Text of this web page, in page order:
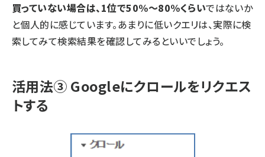
買っていない場合は、1位で50%〜80%くらいではないか
と個人的に感じています。あまりに低いクエリは、実際に検
索してみて検索結果を確認してみるといいでしょう。
活用法③ Googleにクロールをリクエス
トする